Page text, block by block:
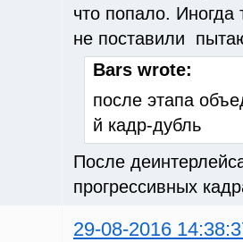
что попало. Иногда
не поставили
Bars wrote:
после этапа
й кадр-дубль
После
прогрессивных
29-08-2016